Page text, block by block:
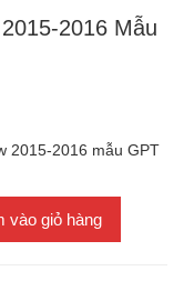
2016 Mẫu
2015-2016 mẫu GPT
vào giỏ hàng